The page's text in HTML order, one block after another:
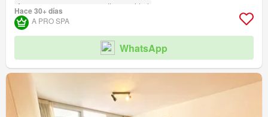
Acceso para personas con discapacidad
Hace 30+ días
A PRO SPA
WhatsApp